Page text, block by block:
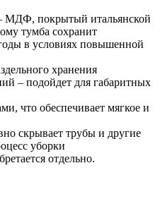
МДФ, покрытый итальянской
тумба сохранит
в условиях повышенной
хранения
– подойдет для габаритных
что обеспечивает мягкое и
скрывает трубы и другие
уборки
отдельно.